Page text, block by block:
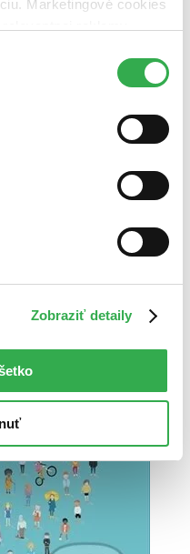
Marketingové cookies
všetky tieto
Zobraziť detaily